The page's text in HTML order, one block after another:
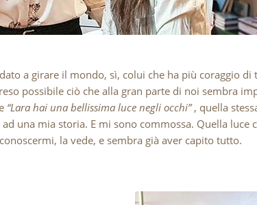
a girare il mondo, sì, colui che ha più coraggio di
possibile ciò che alla gran parte di noi sembra
“Lara hai una bellissima luce negli occhi”, quella
una mia storia. E mi sono commossa. Quella luce
la vede, e sembra già aver capito tutto.